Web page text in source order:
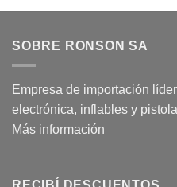
SOBRE RONSON SA
Empresa de importación
electrónica, inflables y
Más información